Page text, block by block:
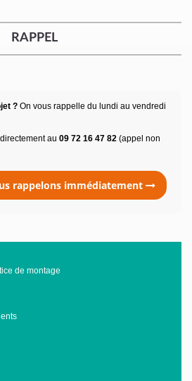
RAPPEL
? On vous rappelle du lundi au vendredi
au 09 72 16 47 82 (appel non
rappelons immédiatement
de montage